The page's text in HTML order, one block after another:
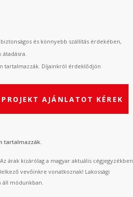
és könnyebb szállítás érdekében,
tartalmazzák. Díjainkról érdeklődjön
PROJEKT AJÁNLATOT KÉREK
tartalmazzák.
árak kizárólag a magyar aktuális cégjegyzékben
vevőinkre vonatkoznak! Lakossági
áll módunkban.